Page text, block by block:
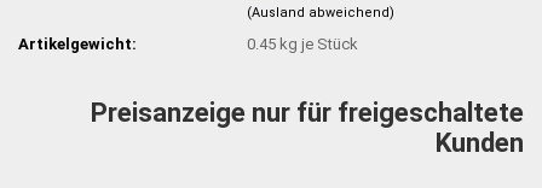
(Ausland abweichend)
Artikelgewicht: 0.45 kg je Stück
Preisanzeige nur für freigeschaltete
Kunden